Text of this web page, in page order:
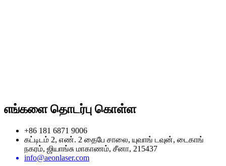
எங்களை தொடர்பு கொள்ள
+86 181 6871 9006
கட்டிடம் 2, எண். 2 தைபே சாலை, யுவாங் டவுன், டைகாங்
நகரம், ஜியாங்சு மாகாணம், சீனா, 215437
info@aeonlaser.com